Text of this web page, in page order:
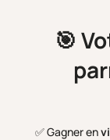
🎯
✅ Gagner en